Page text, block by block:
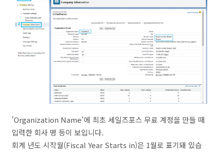
'Organization Name'에 최초 세일즈포스 무료 계정을 만들 때
입력한 회사 명 등이 보입니다.
회계 년도 시작월(Fiscal Year Starts in)은 1월로 표기돼 있습